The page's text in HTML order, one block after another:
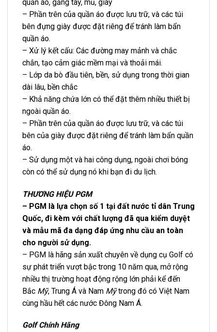
quần áo, găng tay, mũ, giày
– Phần trên của quần áo được lưu trữ, và các túi
bên đựng giày được đặt riêng để tránh làm bẩn
quần áo.
– Xử lý kết cấu: Các đường may mảnh và chắc
chắn, tạo cảm giác mềm mại và thoải mái.
– Lớp da bò đầu tiên, bền, sử dụng trong thời gian
dài lâu, bền chắc
– Khả năng chứa lớn có thể đặt thêm nhiều thiết bị
ngoài quần áo.
– Phần trên của quần áo được lưu trữ, và các túi
bên của giày được đặt riêng để tránh làm bẩn quần
áo.
– Sử dụng một và hai công dụng, ngoài chơi bóng
còn có thể sử dụng nó khi bạn đi du lịch.
THƯƠNG HIỆU PGM
– PGM là lựa chọn số 1 tại đất nước tỉ dân Trung
Quốc, đi kèm với chất lượng đã qua kiểm duyệt
và mẫu mã đa dạng đáp ứng nhu cầu an toàn
cho người sử dụng.
– PGM là hãng sản xuất chuyên về dụng cụ Golf có
sự phát triển vượt bậc trong 10 năm qua, mở rộng
nhiều thị trường hoạt động rộng lớn phải kể đến
Bắc Mỹ, Trung Á và Nam Mỹtrong đó có Việt Nam
cùng hầu hết các nước Đông Nam Á.
Golf Chính Hãng